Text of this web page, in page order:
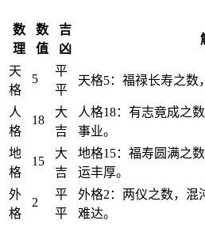
数
理
数
值
吉
凶
天
格
5
平
平
天格5：福禄长寿之数
人
格
18
大
吉
人格18：有志竟成之
事业。
地
格
15
大
吉
地格15：福寿圆满之
运丰厚。
外
格
2
平
平
外格2：两仪之数，混
难达。